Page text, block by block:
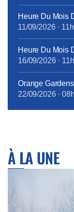
tous les
garanties.
Heure Du Mois
11/09/2026·
Heure Du Mois
16/09/2026·
Orange
22/09/2026·
À LA UNE